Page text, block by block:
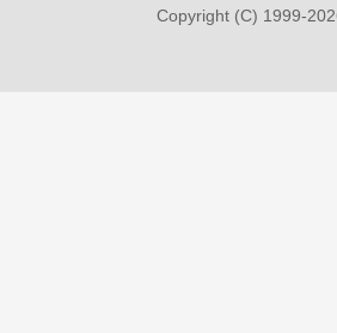
Copyright (C) 1999-